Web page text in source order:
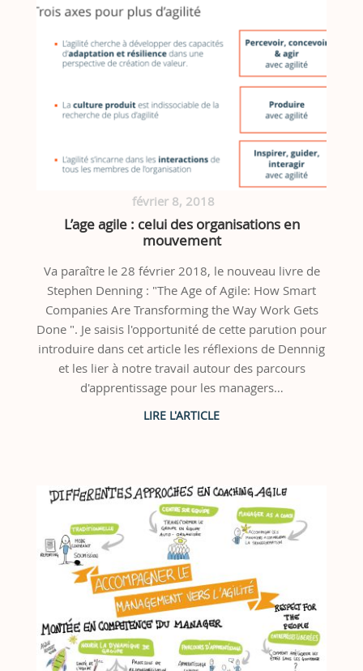
février 8, 2018
L’age agile : celui des organisations en
mouvement
Va paraître le 28 février 2018, le nouveau livre de
Stephen Denning : "The Age of Agile: How Smart
Companies Are Transforming the Way Work Gets
Done ". Je saisis l'opportunité de cette parution pour
introduire dans cet article les réflexions de Dennnig
et les lier à notre travail autour des parcours
d'apprentissage pour les managers…